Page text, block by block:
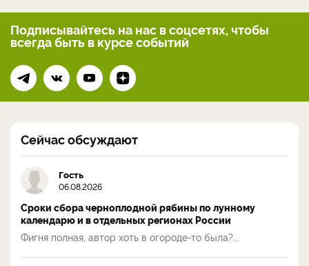
Подписывайтесь на нас в соцсетях, чтобы
всегдабыть в курсе событий
Сейчас обсуждают
Гость
06.08.2026
Сроки сбора черноплодной рябины по лунному
календарю и в отдельных регионах России
Фигня полная, автор хоть в огороде-то была?...